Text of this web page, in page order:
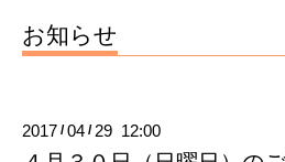
お知らせ
2017 /04 / 29 12:00